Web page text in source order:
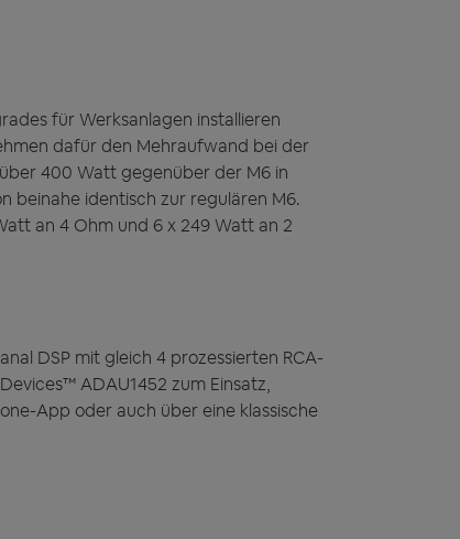
für Werksanlagen installieren
dafür den Mehraufwand bei der
400 Watt gegenüber der M6 in
beinahe identisch zur regulären M6.
an 4 Ohm und 6 x 249 Watt an 2
DSP mit gleich 4 prozessierten RCA-
ADAU1452 zum Einsatz,
App oder auch über eine klassische